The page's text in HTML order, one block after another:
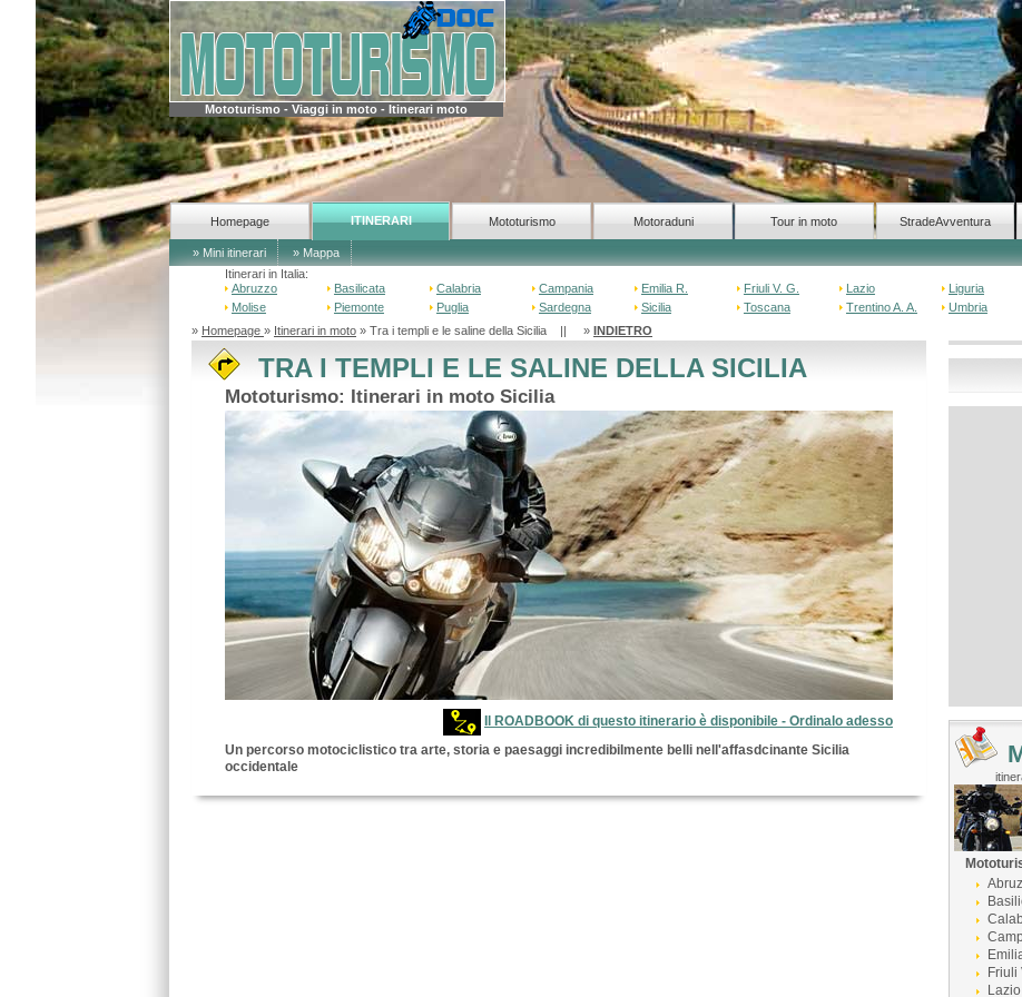
Mototurismo - Viaggi in moto - Itinerari moto
Homepage ITINERARI Mototurismo Motoraduni Tour in moto StradeAvventura
» Mini itinerari
» Mappa
Itinerari in Italia:
Abruzzo
Basilicata Calabria Campania Emilia R. Friuli V. G. Lazio Liguria
Molise
Piemonte Puglia Sardegna Sicilia Toscana Trentino A. A. Umbria
» Homepage » Itinerari in moto» Tra i templi e le saline della Sicilia || » INDIETRO
TRA I TEMPLI E LE SALINE DELLA SICILIA
Mototurismo: Itinerari in moto Sicilia
Il ROADBOOK di questo itinerario è disponibile - Ordinalo adesso
Un percorso motociclistico tra arte, storia e paesaggi incredibilmente belli nell'affasdcinante Sicilia
occidentale
Friuli
Lazio